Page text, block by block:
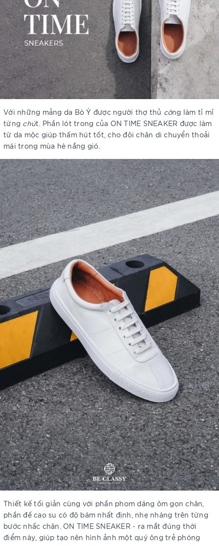
Với những mảng da Bò Ý được người thợ thủ công làm tỉ mỉ
từng chút. Phần lót trong của ON TIME SNEAKER được làm
từ da mộc giúp thấm hút tốt, cho đôi chân di chuyển thoải
mái trong mùa hè nắng gió.
Thiết kế tối giản cùng với phần phom dáng ôm gọn chân,
phần đế cao su có độ bám nhất định, nhẹ nhàng trên từng
bước nhấc chân. ON TIME SNEAKER - ra mắt đúng thời
điểm này, giúp tạo nên hình ảnh một quý ông trẻ phóng